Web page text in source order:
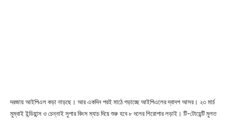
দরজায় আইপিএল কড়া নাড়ছে। আর একদিন পরই মাঠে গড়াচ্ছে আইপিএলের দ্বাদশ আসর। ২৩ মার্চ
মুম্বাই ইন্ডিয়ান্স ও চেন্নাই সুপার কিংস ম্যাচ দিয়ে শুরু হবে ৮ দলের শিরোপার লড়াই। টি-টোয়েন্টি মুলত